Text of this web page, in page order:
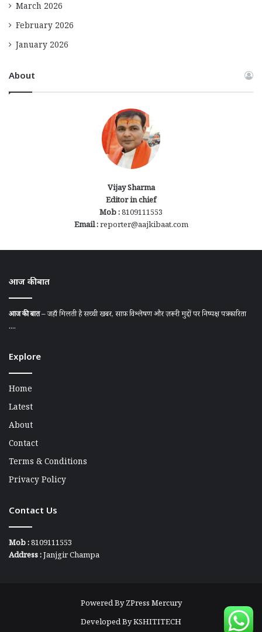
March 2026
February 2026
January 2026
About
Vijay Sharma
Editor in chief
Mob :8109111553
Email :reporter@aajkibaat.com
आज की बात
आज की बात– जहाँ मिलती है सच्ची खबर, साफ़ विश्लेषण और ज़रूरी मुद्दों पर निष्पक्ष पत्रकारिता
....
Explore
Home
Latest
About
Contact
Terms & Conditions
Privacy Policy
Contact Us
Mob :8109111553
Address :Janjgir Champa
Powered ByZPress Mercury
Developed ByKSHITITECH